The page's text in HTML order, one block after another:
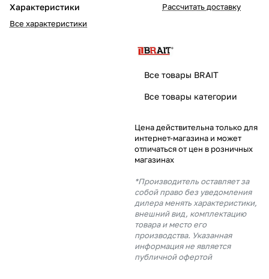
Характеристики
Все характеристики
Рассчитать доставку
Все товары BRAIT
Все товары категории
Цена действительна только для
интернет-магазина и может
отличаться от цен в розничных
магазинах
*Производитель оставляет за
собой право без уведомления
дилера менять характеристики,
внешний вид, комплектацию
товара и место его
производства. Указанная
информация не является
публичной офертой
% картой любого банка
% будут
с вашей карты